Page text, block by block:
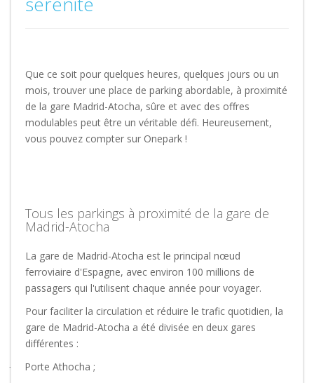
Que ce soit pour quelques heures, quelques jours ou un
mois, trouver une place de parking abordable, à proximité
de la gare Madrid-Atocha, sûre et avec des offres
modulables peut être un véritable défi. Heureusement,
vous pouvez compter sur Onepark !
Tous les parkings à proximité de la gare de
Madrid-Atocha
La gare de Madrid-Atocha est le principal nœud
ferroviaire d'Espagne, avec environ 100 millions de
passagers qui l'utilisent chaque année pour voyager.
Pour faciliter la circulation et réduire le trafic quotidien, la
gare de Madrid-Atocha a été divisée en deux gares
différentes :
· Porte Athocha ;